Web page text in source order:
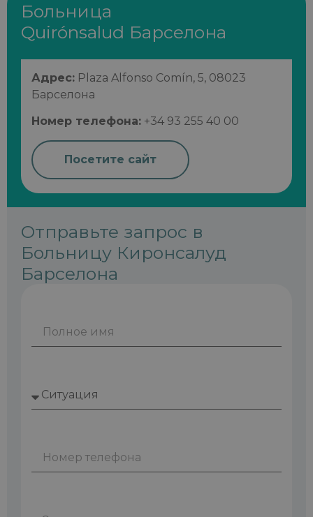
Больница
Quirónsalud Барселона
Адрес: Plaza Alfonso Comín, 5, 08023
Барселона
Номер телефона: +34 93 255 40 00
Посетите сайт
Отправьте запрос в
Больницу Киронсалуд
Барселона